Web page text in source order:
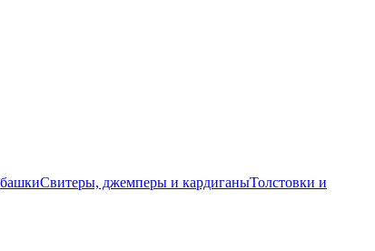
Свитеры, джемперы и кардиганыТолстовки и